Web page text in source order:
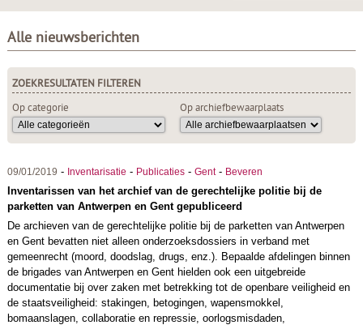
Alle nieuwsberichten
ZOEKRESULTATEN FILTEREN
Op categorie
Op archiefbewaarplaats
09/01/2019 - Inventarisatie - Publicaties- Gent- Beveren
Inventarissen van het archief van de gerechtelijke politie bij de
parketten van Antwerpen en Gent gepubliceerd
De archieven van de gerechtelijke politie bij de parketten van Antwerpen
en Gent bevatten niet alleen onderzoeksdossiers in verband met
gemeenrecht (moord, doodslag, drugs, enz.). Bepaalde afdelingen binnen
de brigades van Antwerpen en Gent hielden ook een uitgebreide
documentatie bij over zaken met betrekking tot de openbare veiligheid en
de staatsveiligheid: stakingen, betogingen, wapensmokkel,
bomaanslagen, collaboratie en repressie, oorlogsmisdaden,